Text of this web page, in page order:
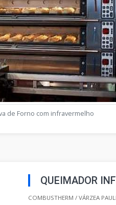
de Forno com infravermelho
QUEIMADOR
COMBUSTHERM / VÁRZEA